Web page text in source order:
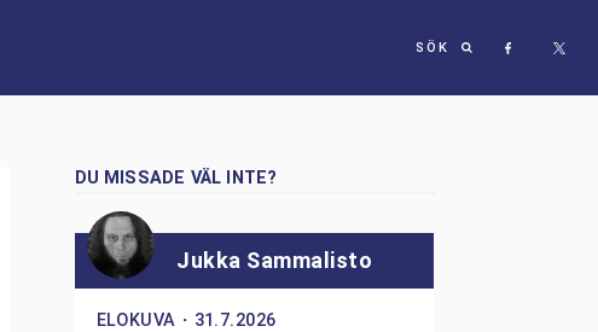
SÖK
DU MISSADE VÄL INTE?
Jukka Sammalisto
ELOKUVA ・ 31.7.2026